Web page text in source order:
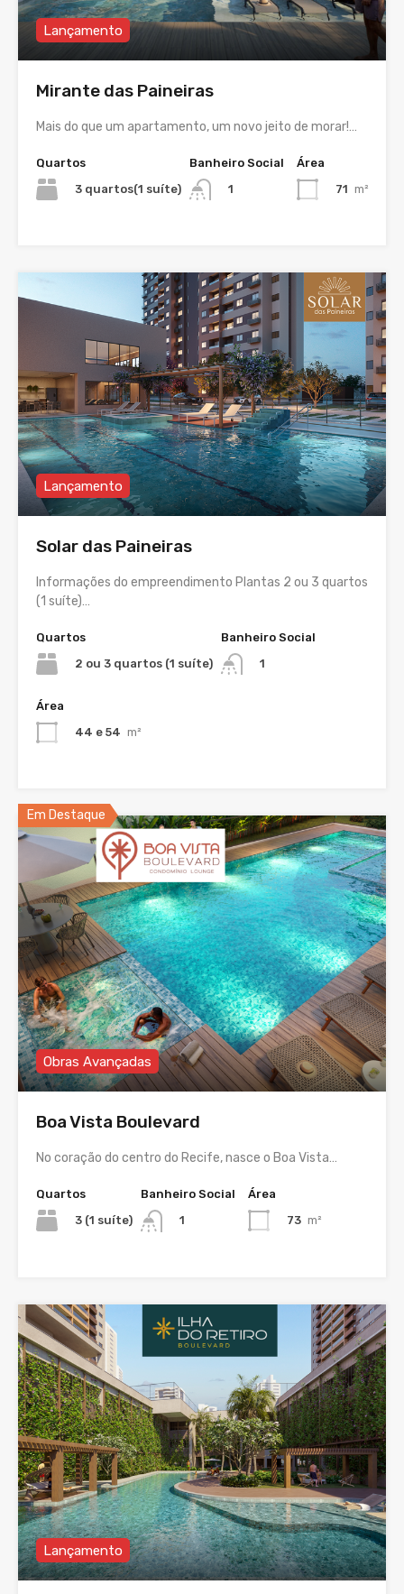
Lançamento
Mirante das Paineiras
Mais do que um apartamento, um novo jeito de morar!…
Quartos
3 quartos(1 suíte)
Banheiro Social
1
Área
71 m²
Lançamento
Solar das Paineiras
Informações do empreendimento Plantas 2 ou 3 quartos
(1 suíte)…
Quartos
2 ou 3 quartos (1 suíte)
Banheiro Social
1
Área
44 e 54 m²
Em Destaque
Obras Avançadas
Boa Vista Boulevard
No coração do centro do Recife, nasce o Boa Vista…
Quartos
3 (1 suíte)
Banheiro Social
1
Área
73 m²
Lançamento